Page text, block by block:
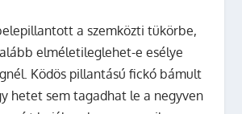
a szemközti tükörbe,
elméletileglehet-e esélye
Ködös pillantású fickó bámult
hetet sem tagadhat le a negyven